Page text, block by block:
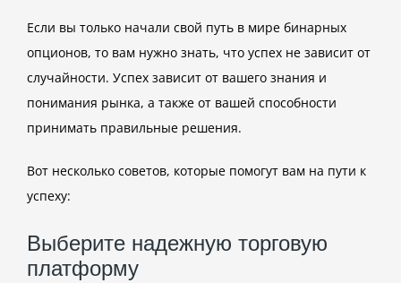
Если вы только начали свой путь в мире бинарных
опционов, то вам нужно знать, что успех не зависит от
случайности. Успех зависит от вашего знания и
понимания рынка, а также от вашей способности
принимать правильные решения.
Вот несколько советов, которые помогут вам на пути к
успеху:
Выберите надежную торговую
платформу